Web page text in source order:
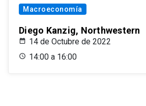
Macroeconomía
Diego Kanzig, Northwestern
14 de Octubre de 2022
14:00 a 16:00